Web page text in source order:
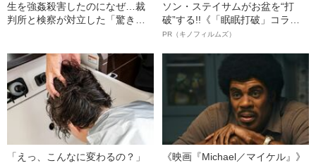
生を強姦殺害したのになぜ…裁
判所と検察が対立した「驚きの
ソン・ステイサムがお盆を“打
破”する!!《「眠眠打破」コラ
ボ》
PR（キノフィルムズ）
「えっ、こんなに変わるの？」
《映画『Michael／マイケル』》